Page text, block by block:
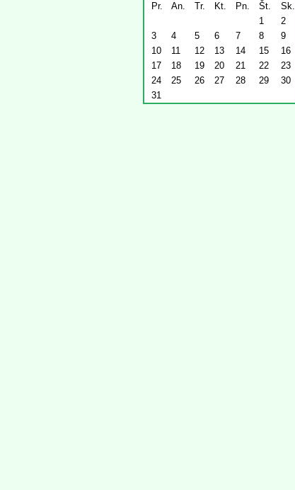
Pr.
An. Tr. Kt. Pn. Št.
Sk.
1
2
3
4 5 6 7 8
9
10
11 12 13 14 15
16
17
18 19 20 21 22
23
24
25 26 27 28 29
30
31